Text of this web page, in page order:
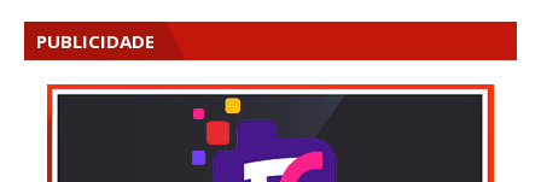
PUBLICIDADE